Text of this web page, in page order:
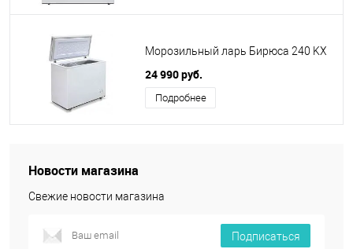
Морозильный ларь Бирюса 240 KX
24 990 руб.
Подробнее
Новости магазина
Свежие новости магазина
Подписаться